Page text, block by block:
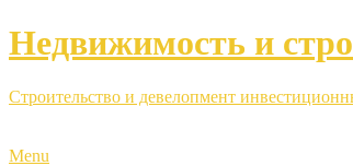
Недвижимость и
Строительство и девелопмент
Menu